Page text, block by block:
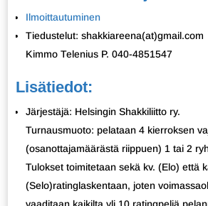
Ilmoittautuminen
Tiedustelut: shakkiareena(at)gmail.com
Kimmo Telenius P. 040-4851547
Lisätiedot:
Järjestäjä: Helsingin Shakkiliitto ry.
Turnausmuoto: pelataan 4 kierroksen
(osanottajamäärästä riippuen) 1 tai 2
Tulokset toimitetaan sekä kv. (Elo) että
(Selo)ratinglaskentaan, joten